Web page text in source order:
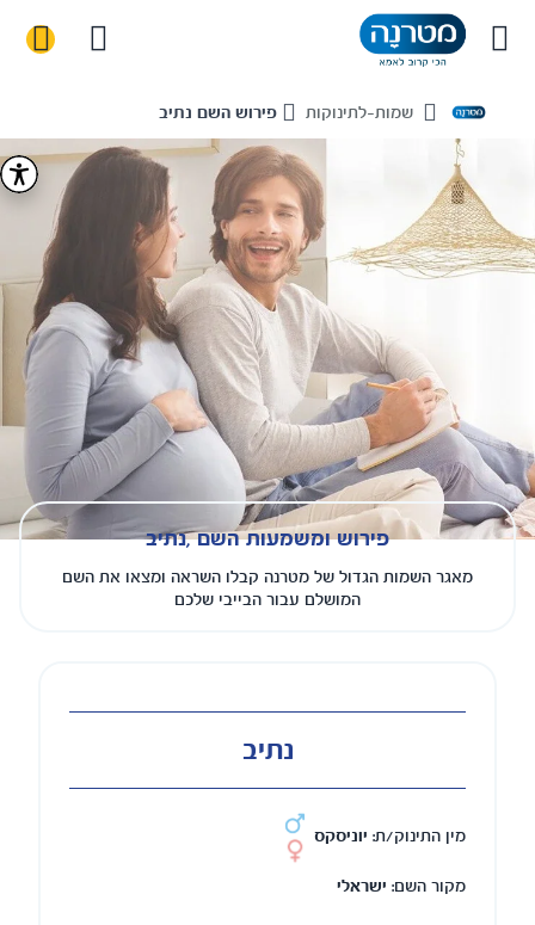
Home שמות-לתינוקות פירוש השם נתיב
פירוש ומשמעות השם ,נתיב
מאגר השמות הגדול של מטרנה קבלו השראה ומצאו את השם
המושלם עבור הבייבי שלכם
נתיב
מין התינוק/ת: יוניסקס
מקור השם: ישראלי